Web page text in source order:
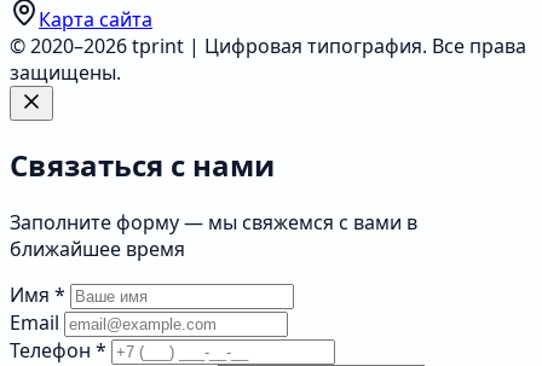
Карта сайта
© 2020–2026 tprint | Цифровая типография. Все права
защищены.
Связаться с нами
Заполните форму — мы свяжемся с вами в
ближайшее время
Имя *
Email
Телефон *